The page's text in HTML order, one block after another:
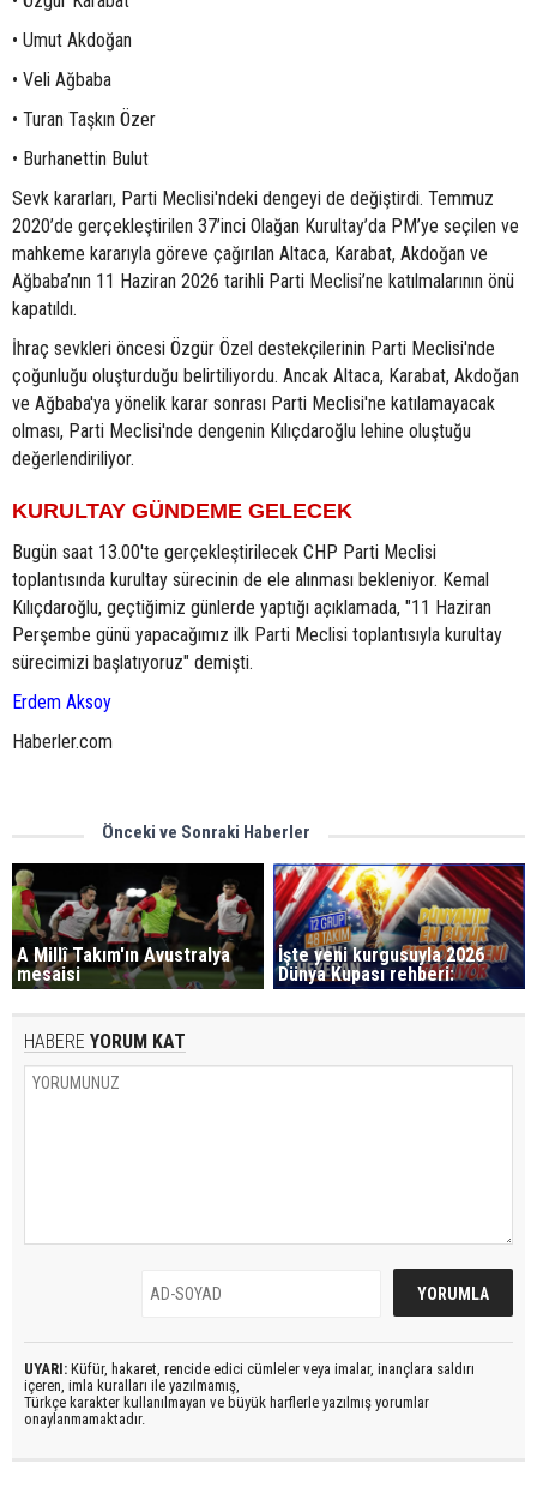
• Umut Akdoğan
• Veli Ağbaba
• Turan Taşkın Özer
• Burhanettin Bulut
Sevk kararları, Parti Meclisi'ndeki dengeyi de değiştirdi. Temmuz
2020’de gerçekleştirilen 37’inci Olağan Kurultay’da PM’ye seçilen ve
mahkeme kararıyla göreve çağırılan Altaca, Karabat, Akdoğan ve
Ağbaba’nın 11 Haziran 2026 tarihli Parti Meclisi’ne katılmalarının önü
kapatıldı.
İhraç sevkleri öncesi Özgür Özel destekçilerinin Parti Meclisi'nde
çoğunluğu oluşturduğu belirtiliyordu. Ancak Altaca, Karabat, Akdoğan
ve Ağbaba'ya yönelik karar sonrası Parti Meclisi'ne katılamayacak
olması, Parti Meclisi'nde dengenin Kılıçdaroğlu lehine oluştuğu
değerlendiriliyor.
KURULTAY GÜNDEME GELECEK
Bugün saat 13.00'te gerçekleştirilecek CHP Parti Meclisi
toplantısında kurultay sürecinin de ele alınması bekleniyor. Kemal
Kılıçdaroğlu, geçtiğimiz günlerde yaptığı açıklamada, "11 Haziran
Perşembe günü yapacağımız ilk Parti Meclisi toplantısıyla kurultay
sürecimizi başlatıyoruz" demişti.
Erdem Aksoy
Haberler.com
Önceki ve Sonraki Haberler
A Millî Takım'ın Avustralya
mesaisi
İşte yeni kurgusuyla 2026
Dünya Kupası rehberi:
HABERE YORUM KAT
UYARI: Küfür, hakaret, rencide edici cümleler veya imalar, inançlara saldırı
içeren, imla kuralları ile yazılmamış,
Türkçe karakter kullanılmayan ve büyük harflerle yazılmış yorumlar
onaylanmamaktadır.